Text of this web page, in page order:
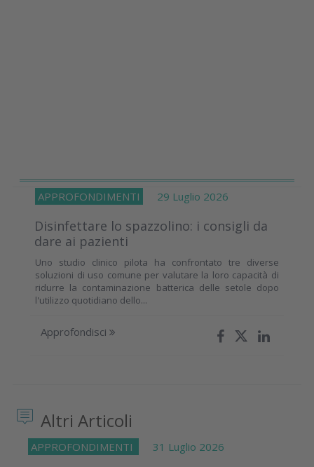
APPROFONDIMENTI 29 Luglio 2026
Disinfettare lo spazzolino: i consigli da
dare ai pazienti
Uno studio clinico pilota ha confrontato tre diverse
soluzioni di uso comune per valutare la loro capacità di
ridurre la contaminazione batterica delle setole dopo
l'utilizzo quotidiano dello...
Approfondisci
Altri Articoli
APPROFONDIMENTI 31 Luglio 2026